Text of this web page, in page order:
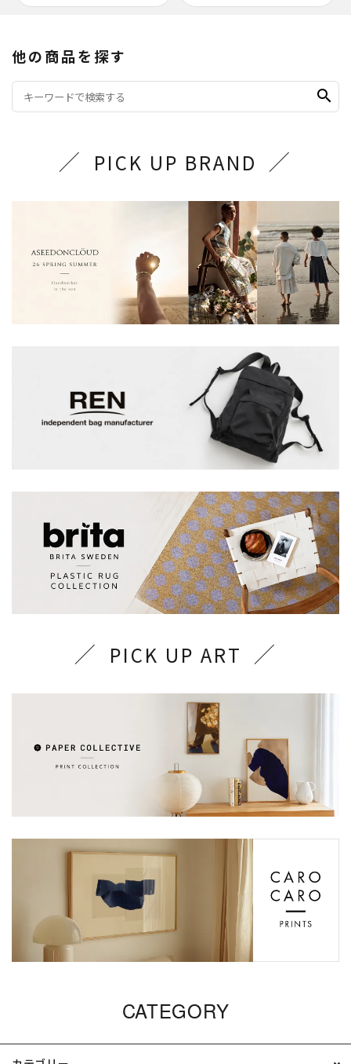
他の商品を探す
search
PICK UP BRAND
PICK UP ART
CATEGORY